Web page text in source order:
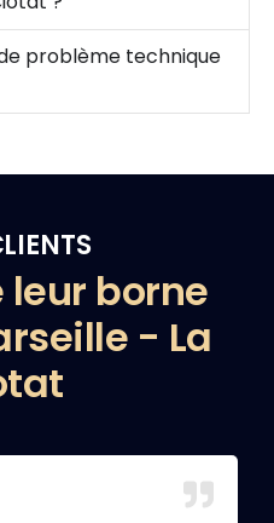
problème technique
leur borne
- La